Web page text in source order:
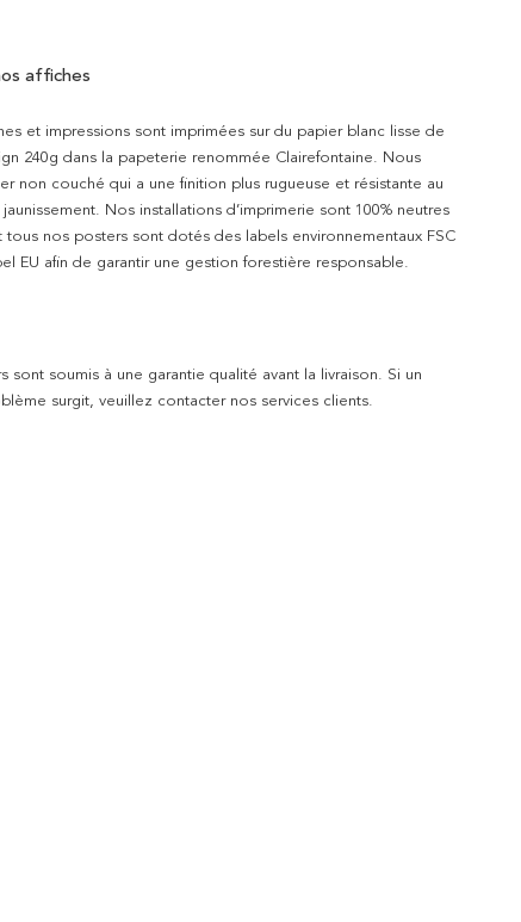
affiches
et impressions sont imprimées sur du papier blanc lisse de
240g dans la papeterie renommée Clairefontaine. Nous
non couché qui a une finition plus rugueuse et résistante au
Nos installations d’imprimerie sont 100% neutres
nos posters sont dotés des labels environnementaux FSC
EU afin de garantir une gestion forestière responsable.
sont soumis à une garantie qualité avant la livraison. Si un
surgit, veuillez contacter nos services clients.